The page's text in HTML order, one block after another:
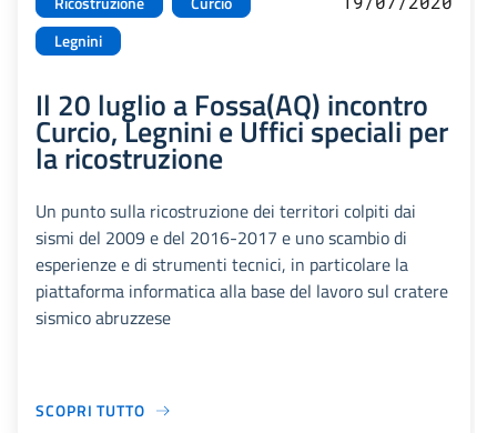
Legnini
Il 20 luglio a Fossa(AQ) incontro
Curcio, Legnini e Uffici speciali per
la ricostruzione
Un punto sulla ricostruzione dei territori colpiti dai
sismi del 2009 e del 2016-2017 e uno scambio di
esperienze e di strumenti tecnici, in particolare la
piattaforma informatica alla base del lavoro sul cratere
sismico abruzzese
SCOPRI TUTTO